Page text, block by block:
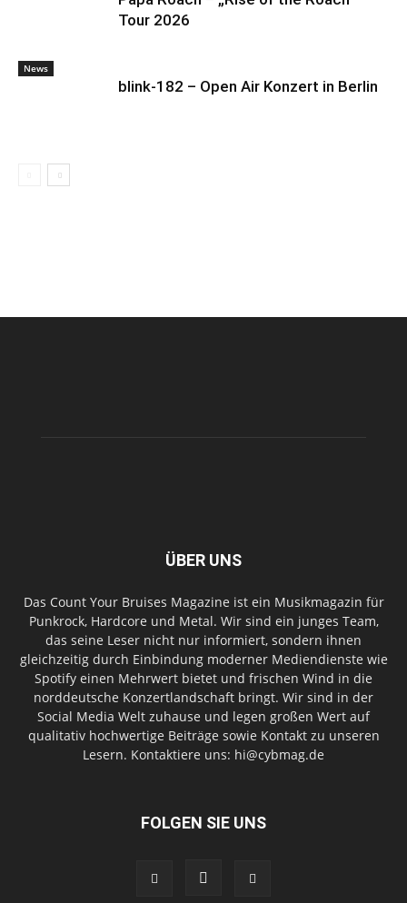
Tour 2026
News
blink-182 – Open Air Konzert in Berlin
ÜBER UNS
Das Count Your Bruises Magazine ist ein Musikmagazin für
Punkrock, Hardcore und Metal. Wir sind ein junges Team,
das seine Leser nicht nur informiert, sondern ihnen
gleichzeitig durch Einbindung moderner Mediendienste wie
Spotify einen Mehrwert bietet und frischen Wind in die
norddeutsche Konzertlandschaft bringt. Wir sind in der
Social Media Welt zuhause und legen großen Wert auf
qualitativ hochwertige Beiträge sowie Kontakt zu unseren
Lesern. Kontaktiere uns: hi@cybmag.de
FOLGEN SIE UNS